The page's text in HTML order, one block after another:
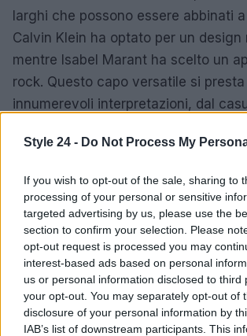
Style 24 - Do Not Process My
If you wish to opt-out of the sale, sharing to
processing of your personal or sensitive
targeted advertising by us, please use the
section to confirm your selection. Please
opt-out request is processed you may
interest-based ads based on personal
us or personal information disclosed to third
your opt-out. You may separately opt-out of
disclosure of your personal information by
IAB’s list of downstream participants. This
larghi che possono essere abbinati
Calvin Klein ha optato per un design
mentre Isabel Marant ha scelto un
rock. Questo capo versatile si presta
innumerevoli interpretazioni, dal
Le camicie a quadri possono
principali: quello cowgirl, con
abbinamenti in suede, e unogrunge
con un tocco oversize. Queste due
la versatilità della camicia, capace
diverse situazioni, rimanendo
all’avanguardia nella moda.